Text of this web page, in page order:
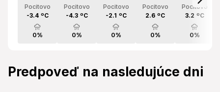
Pocitovo
-3.4 ºC
0%
Pocitovo
-4.3 ºC
0%
Pocitovo
-2.1 ºC
0%
Pocitovo
2.6 ºC
0%
Pocitovo
3.2 ºC
0%
Predpoveď na nasledujúce dni